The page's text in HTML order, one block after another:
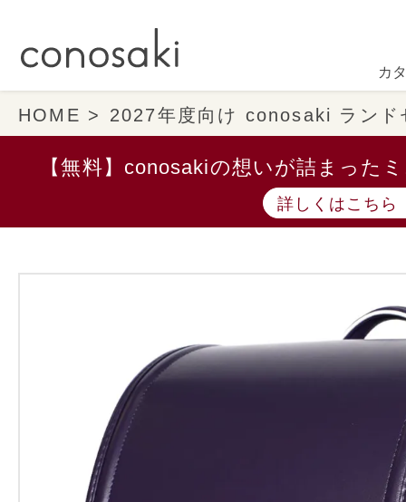
カ
HOME 2027年度向け conosaki ランド
【無料】conosakiの想いが詰まった
詳しくはこちら